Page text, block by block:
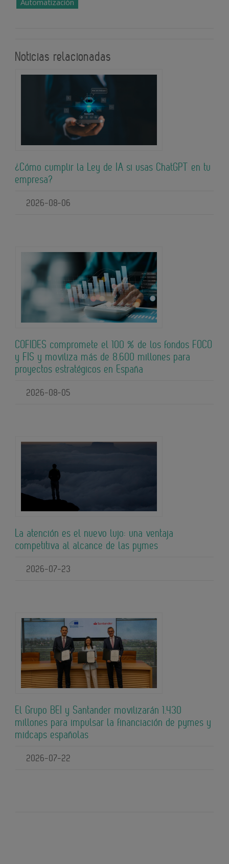
Automatización
Noticias relacionadas
¿Cómo cumplir la Ley de IA si usas ChatGPT en tu
empresa?
2026-08-06
COFIDES compromete el 100 % de los fondos FOCO
y FIS y moviliza más de 8.600 millones para
proyectos estratégicos en España
2026-08-05
La atención es el nuevo lujo: una ventaja
competitiva al alcance de las pymes
2026-07-23
El Grupo BEI y Santander movilizarán 1.430
millones para impulsar la financiación de pymes y
midcaps españolas
2026-07-22